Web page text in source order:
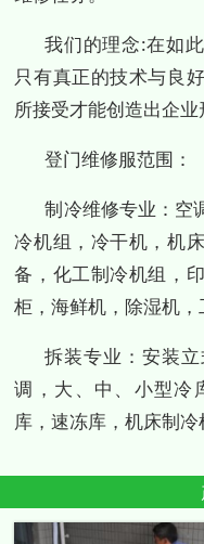
我们的理念:在如
只有真正的技术与良
所接受才能创造出企业
登门维修服范围：
制冷维修专业：空
冷机组，冷干机，机
备，化工制冷机组，
柜，海鲜机，除湿机，
拆装专业：安装
调，大、中、小型冷
库，速冻库，机床制冷